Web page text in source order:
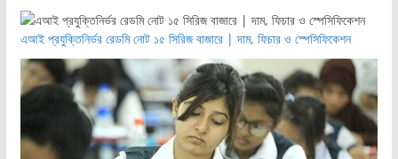
এআই প্রযুক্তিনির্ভর রেডমি নোট ১৫ সিরিজ বাজারে | দাম, ফিচার ও স্পেসিফিকেশন